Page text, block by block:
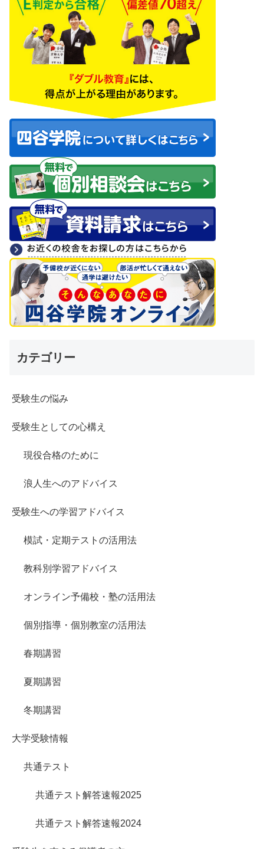
カテゴリー
受験生の悩み
受験生としての心構え
現役合格のために
浪人生へのアドバイス
受験生への学習アドバイス
模試・定期テストの活用法
教科別学習アドバイス
オンライン予備校・塾の活用法
個別指導・個別教室の活用法
春期講習
夏期講習
冬期講習
大学受験情報
共通テスト
共通テスト解答速報2025
共通テスト解答速報2024